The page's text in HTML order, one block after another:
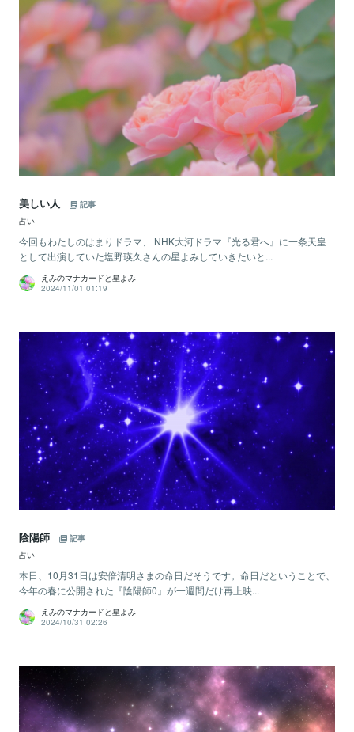
美しい人
記事
占い
今回もわたしのはまりドラマ、 NHK大河ドラマ『光る君へ』に一条天皇
として出演していた塩野瑛久さんの星よみしていきたいと...
えみのマナカードと星よみ
2024/11/01 01:19
陰陽師
記事
占い
本日、10月31日は安倍清明さまの命日だそうです。命日だということで、
今年の春に公開された『陰陽師0』が一週間だけ再上映...
えみのマナカードと星よみ
2024/10/31 02:26